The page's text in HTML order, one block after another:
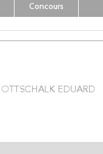
Concours